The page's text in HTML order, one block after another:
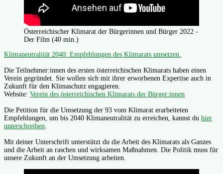
Österreichischer Klimarat der Bürgerinnen und Bürger 2022 -
Der Film (40 min.)
Klimaneutralität 2040: Empfehlungen des Klimarats umsetzen.
Die Teilnehmer:innen des ersten österreichischen Klimarats haben einen
Verein gegründet. Sie wollen sich mit ihrer erworbenen Expertise auch in
Zukunft für den Klimaschutz engagieren.
Website: Verein des österreichischen Klimarats der Bürger:innen
Die Petition für die Umsetzung der 93 vom Klimarat erarbeiteten
Empfehlungen, um bis 2040 Klimaneutralität zu erreichen, kannst du hier
unterschreiben
Mit deiner Unterschrift unterstützt du die Arbeit des Klimarats als Ganzes
und die Arbeit an raschen und wirksamen Maßnahmen. Die Politik muss für
unsere Zukunft an der Umsetzung arbeiten.